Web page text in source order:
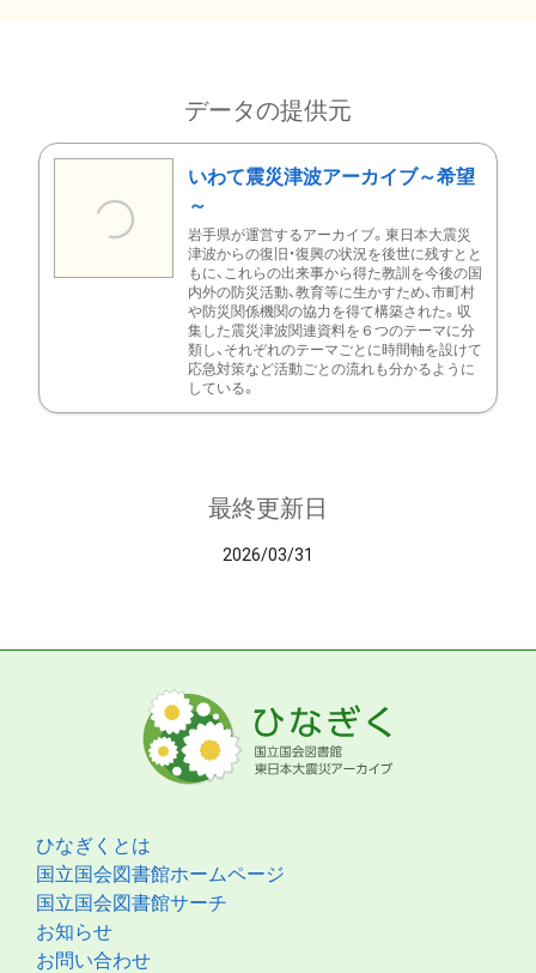
データの提供元
いわて震災津波アーカイブ～希望
～
岩手県が運営するアーカイブ。東日本大震災
津波からの復旧・復興の状況を後世に残すとと
もに、これらの出来事から得た教訓を今後の国
内外の防災活動、教育等に生かすため、市町村
や防災関係機関の協力を得て構築された。収
集した震災津波関連資料を６つのテーマに分
類し、それぞれのテーマごとに時間軸を設けて
応急対策など活動ごとの流れも分かるように
している。
最終更新日
2026/03/31
ひなぎくとは
国立国会図書館ホームページ
国立国会図書館サーチ
お知らせ
お問い合わせ